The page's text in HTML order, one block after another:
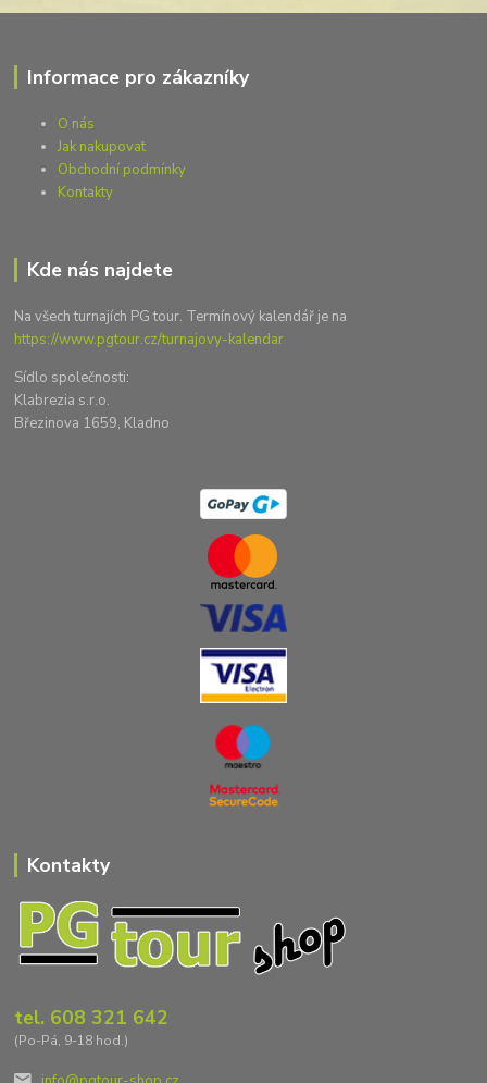
Informace pro zákazníky
O nás
Jak nakupovat
Obchodní podmínky
Kontakty
Kde nás najdete
Na všech turnajích PG tour. Termínový kalendář je na
https://www.pgtour.cz/turnajovy-kalendar
Sídlo společnosti:
Klabrezia s.r.o.
Březinova 1659, Kladno
Kontakty
tel. 608 321 642
(Po-Pá, 9-18 hod.)